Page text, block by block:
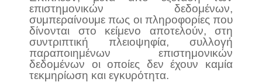
επιστημονικών δεδομένων,
συμπεραίνουμε πως οι πληροφορίες που
δίνονται στο κείμενο αποτελούν, στη
συντριπτική πλειοψηφία, συλλογή
παραποιημένων επιστημονικών
δεδομένων οι οποίες δεν έχουν καμία
τεκμηρίωση και εγκυρότητα.